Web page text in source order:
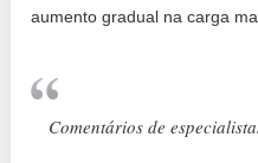
aumento gradual na carga
Comentários de